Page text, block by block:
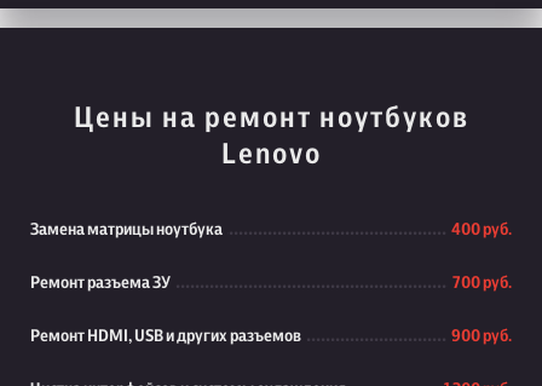
Цены на ремонт ноутбуков
Lenovo
Замена матрицы ноутбука 400 руб.
Ремонт разъема ЗУ 700 руб.
Ремонт HDMI, USB и других разъемов 900 руб.